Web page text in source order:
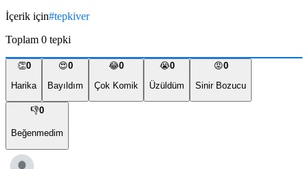
İçerik için#tepkiver
Toplam 0 tepki
👏0
Harika
😍0
Bayıldım
😂0
Çok Komik
😭0
Üzüldüm
😡0
Sinir Bozucu
👎0
Beğenmedim